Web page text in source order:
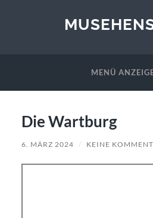
MENÜ
Die Wartburg
6. MÄRZ 2024 / KEINE